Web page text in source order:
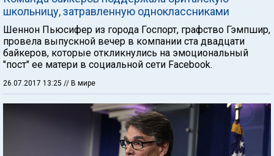
школьницу, затравленную одноклассниками
Шеннон Пьюсифер из города Госпорт, графство Гэмпшир,
провела выпускной вечер в компании ста двадцати
байкеров, которые откликнулись на эмоциональный
"пост" ее матери в социальной сети Facebook.
26.07.2017 13:25 // В мире